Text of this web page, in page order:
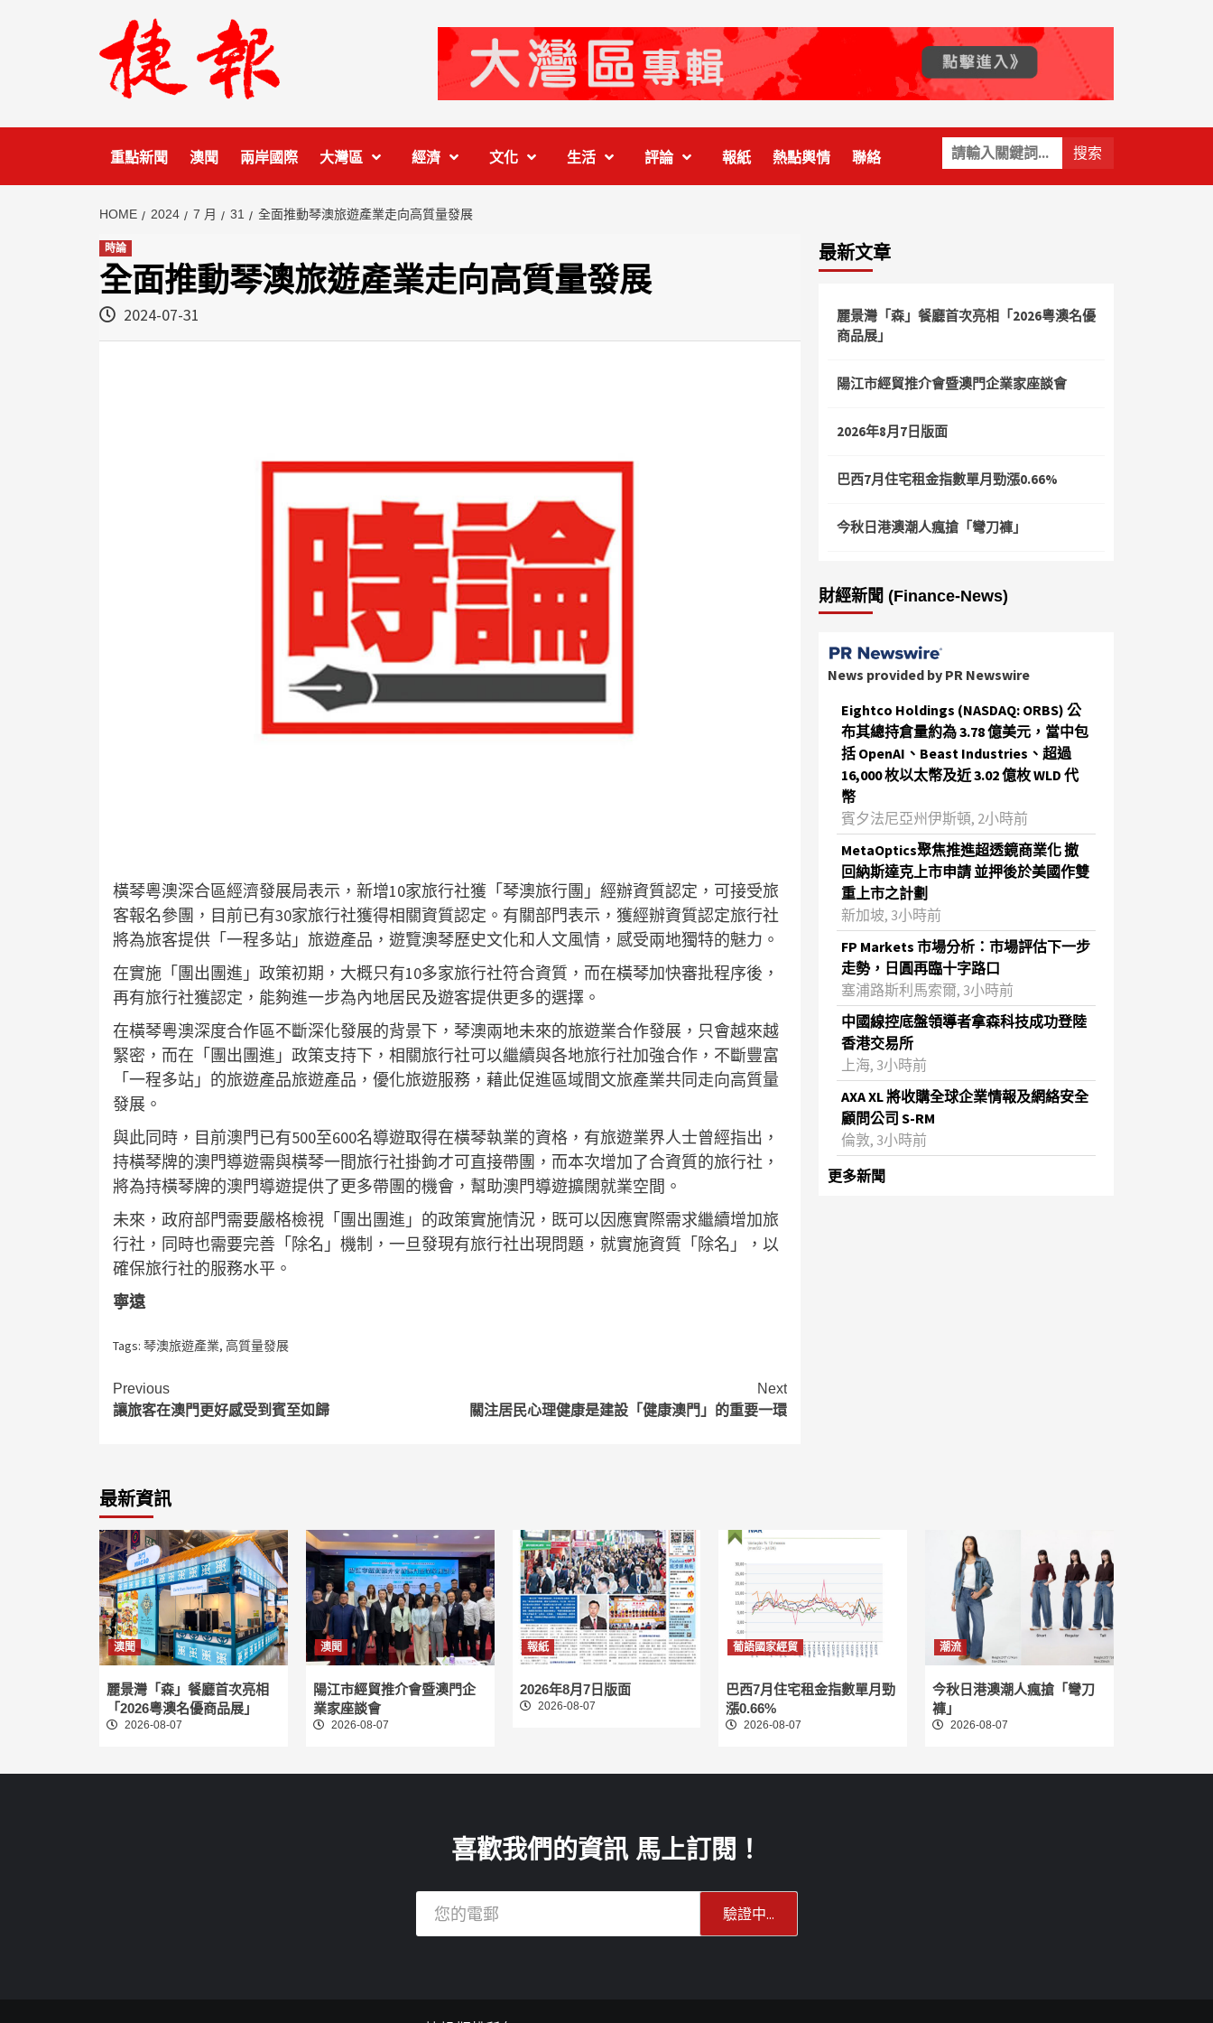
關
鍵
字:
重點新聞 澳聞 兩岸國際 大灣區 經濟 文化 生活 評論 報紙 熱點輿情 聯絡
HOME 2024 7 月 31 全面推動琴澳旅遊產業走向高質量發展
時論
全面推動琴澳旅遊產業走向高質量發展
2024-07-31
橫琴粵澳深合區經濟發展局表示，新增10家旅行社獲「琴澳旅行團」經辦資質認定，可接受旅
客報名參團，目前已有30家旅行社獲得相關資質認定。有關部門表示，獲經辦資質認定旅行社
將為旅客提供「一程多站」旅遊產品，遊覽澳琴歷史文化和人文風情，感受兩地獨特的魅力。
在實施「團出團進」政策初期，大概只有10多家旅行社符合資質，而在橫琴加快審批程序後，
再有旅行社獲認定，能夠進一步為內地居民及遊客提供更多的選擇。
在橫琴粵澳深度合作區不斷深化發展的背景下，琴澳兩地未來的旅遊業合作發展，只會越來越
緊密，而在「團出團進」政策支持下，相關旅行社可以繼續與各地旅行社加強合作，不斷豐富
「一程多站」的旅遊產品旅遊產品，優化旅遊服務，藉此促進區域間文旅產業共同走向高質量
發展。
與此同時，目前澳門已有500至600名導遊取得在橫琴執業的資格，有旅遊業界人士曾經指出，
持橫琴牌的澳門導遊需與橫琴一間旅行社掛鉤才可直接帶團，而本次增加了合資質的旅行社，
將為持橫琴牌的澳門導遊提供了更多帶團的機會，幫助澳門導遊擴闊就業空間。
未來，政府部門需要嚴格檢視「團出團進」的政策實施情況，既可以因應實際需求繼續增加旅
行社，同時也需要完善「除名」機制，一旦發現有旅行社出現問題，就實施資質「除名」，以
確保旅行社的服務水平。
寧遠
Tags: 琴澳旅遊產業, 高質量發展
Continue
Reading
Previous
讓旅客在澳門更好感受到賓至如歸
Next
關注居民心理健康是建設「健康澳門」的重要一環
最新文章
麗景灣「森」餐廳首次亮相「2026粵澳名優
商品展」
陽江市經貿推介會暨澳門企業家座談會
2026年8月7日版面
巴西7月住宅租金指數單月勁漲0.66%
今秋日港澳潮人瘋搶「彎刀褲」
財經新聞 (Finance-News)
News provided by PR Newswire
Eightco Holdings (NASDAQ: ORBS) 公
布其總持倉量約為 3.78 億美元，當中包
括 OpenAI、Beast Industries、超過
16,000 枚以太幣及近 3.02 億枚 WLD 代
幣
賓夕法尼亞州伊斯頓, 2小時前
MetaOptics聚焦推進超透鏡商業化 撤
回納斯達克上市申請 並押後於美國作雙
重上市之計劃
新加坡, 3小時前
FP Markets 市場分析：市場評估下一步
走勢，日圓再臨十字路口
塞浦路斯利馬索爾, 3小時前
中國線控底盤領導者拿森科技成功登陸
香港交易所
上海, 3小時前
AXA XL 將收購全球企業情報及網絡安全
顧問公司 S-RM
倫敦, 3小時前
更多新聞
最新資訊
澳聞
麗景灣「森」餐廳首次亮相
「2026粵澳名優商品展」
2026-08-07
澳聞
陽江市經貿推介會暨澳門企
業家座談會
2026-08-07
報紙
2026年8月7日版面
2026-08-07
葡語國家經貿
巴西7月住宅租金指數單月勁
漲0.66%
2026-08-07
潮流
今秋日港澳潮人瘋搶「彎刀
褲」
2026-08-07
喜歡我們的資訊 馬上訂閱！